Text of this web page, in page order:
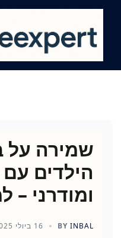
content
שמירה על
הילדים
ומודרני
BY INBAL 16 ביולי 2025